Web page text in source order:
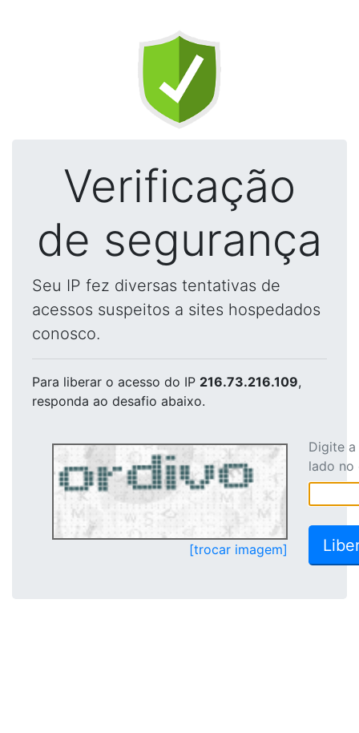
Verificação
de segurança
Seu IP fez diversas tentativas de
acessos suspeitos a sites hospedados
conosco.
Para liberar o acesso do IP 216.73.216.109,
responda ao desafio abaixo.
[trocar imagem]
Digite
lado no